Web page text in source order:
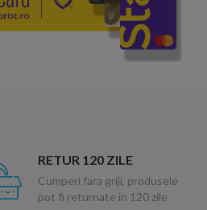
RETUR 120 ZILE
Cumperi fara griji, produsele
pot fi returnate in 120 zile